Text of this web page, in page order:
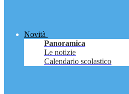
Novità
Panoramica
Le notizie
Calendario scolastico